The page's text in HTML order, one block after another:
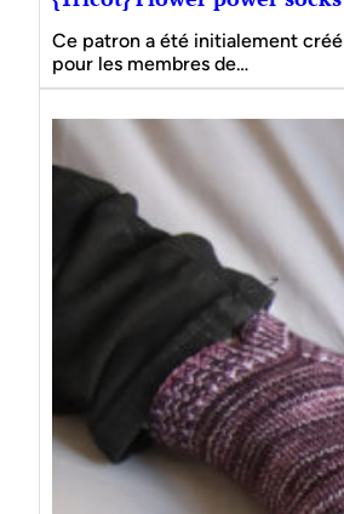
Ce patron a été initialement créé
pour les membres de…